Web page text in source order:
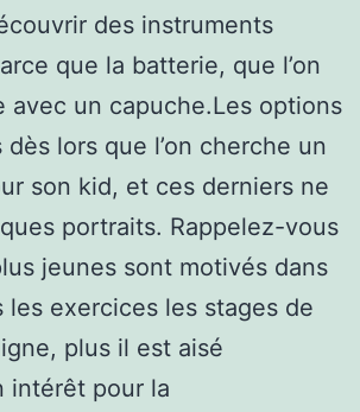
des instruments
que la batterie, que l’on
avec un capuche.Les options
lors que l’on cherche un
son kid, et ces derniers ne
portraits. Rappelez-vous
jeunes sont motivés dans
les exercices les stages de
plus il est aisé
intérêt pour la